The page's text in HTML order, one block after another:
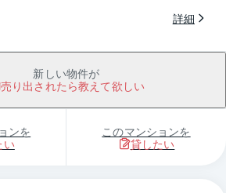
詳細
新しい物件が
売り出されたら教えて欲しい
ンを
い
このマンションを
貸したい